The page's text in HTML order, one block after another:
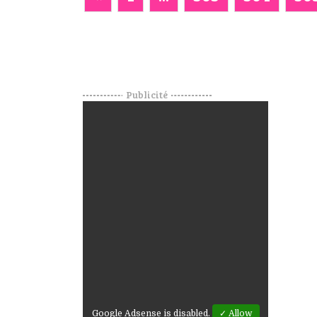
Publicité
Google Adsense is disabled. ✓ Allow